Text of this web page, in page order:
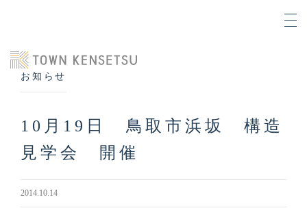
お知らせ
10月19日 鳥取市浜坂 構造
見学会 開催
2014.10.14